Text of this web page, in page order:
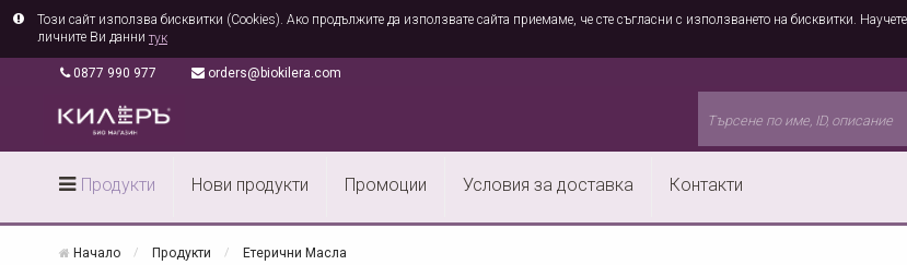
Този сайт използва бисквитки (Cookies). Ако продължите да използвате сайта приемаме, че сте съгласни с използването на бисквитки.
личните Ви данни тук
0877 990 977 orders@biokilera.com
Продукти Нови продукти Промоции Условия за доставка Контакти
Начало Продукти Етерични Масла